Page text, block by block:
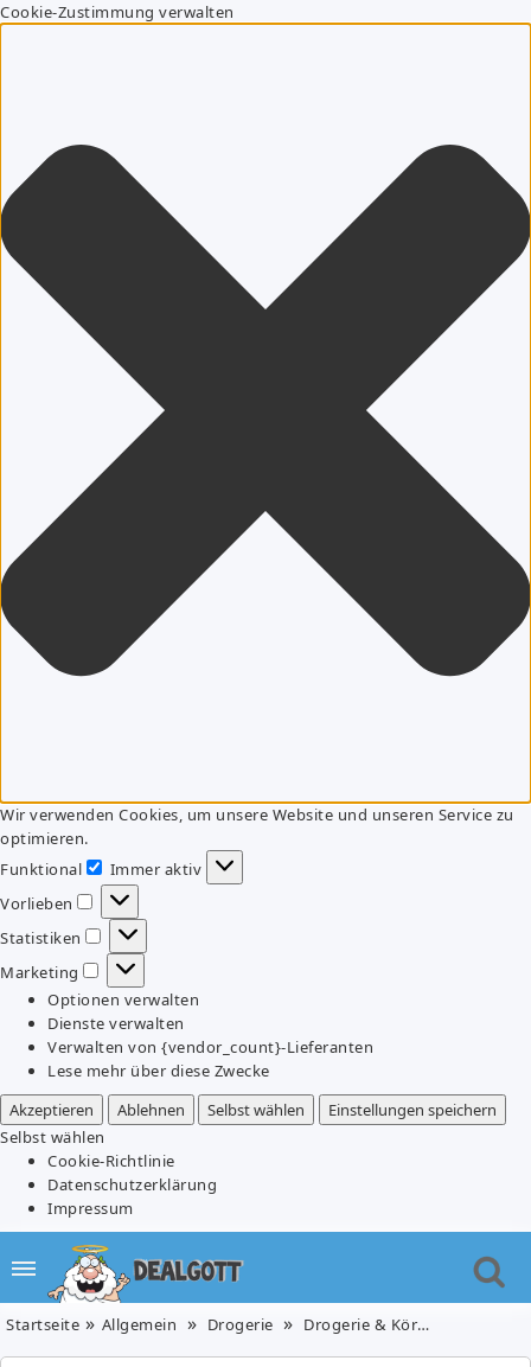
Cookie-Zustimmung verwalten
Wir verwenden Cookies, um unsere Website und unseren Service zu
optimieren.
Funktional
Funktional
Immer aktiv
Vorlieben
Vorlieben
Statistiken
Statistiken
Marketing
Marketing
Optionen verwalten
Dienste verwalten
Verwalten von {vendor_count}-Lieferanten
Lese mehr über diese Zwecke
Akzeptieren
Ablehnen Selbst wählen
Einstellungen speichern
Selbst wählen
Cookie-Richtlinie
Datenschutzerklärung
Impressum
Startseite Allgemein Drogerie Drogerie & Körperpflege